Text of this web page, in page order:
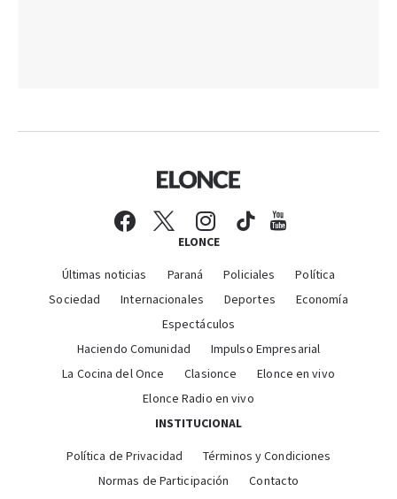
ELONCE
Últimas noticias Paraná Policiales
Política
Sociedad
Internacionales Deportes
Economía
Espectáculos
Haciendo Comunidad
Impulso Empresarial
La Cocina del Once
Clasionce
Elonce en vivo
Elonce Radio en vivo
INSTITUCIONAL
Política de Privacidad
Términos y Condiciones
Normas de Participación
Contacto